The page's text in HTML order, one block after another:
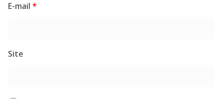
E-mail *
Site